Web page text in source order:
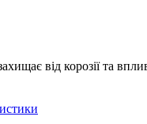
від корозії та